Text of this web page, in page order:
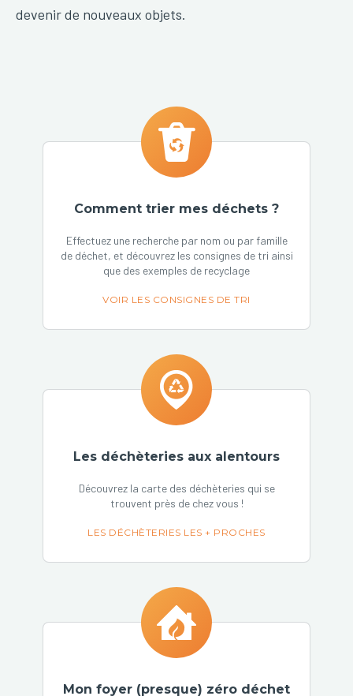
devenir de nouveaux objets.
Comment trier mes déchets ?
Effectuez une recherche par nom ou par famille
de déchet, et découvrez les consignes de tri ainsi
que des exemples de recyclage
VOIR LES CONSIGNES DE TRI
Les déchèteries aux alentours
Découvrez la carte des déchèteries qui se
trouvent près de chez vous !
LES DÉCHÈTERIES LES + PROCHES
Mon foyer (presque) zéro déchet